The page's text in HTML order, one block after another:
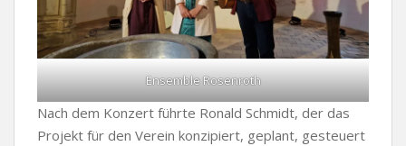
Ensemble Rosenroth
Nach dem Konzert führte Ronald Schmidt, der das
Projekt für den Verein konzipiert, geplant, gesteuert